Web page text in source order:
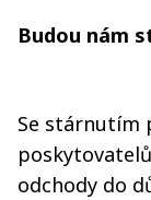
Budou nám
Se stárnutím
odchody do